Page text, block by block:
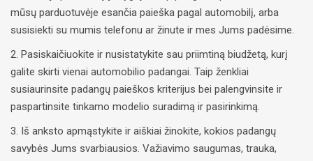
mūsų parduotuvėje esančia paieška pagal automobilį, arba
susisiekti su mumis telefonu ar žinute ir mes Jums padėsime.
2. Pasiskaičiuokite ir nusistatykite sau priimtiną biudžetą, kurį
galite skirti vienai automobilio padangai. Taip ženkliai
susiaurinsite padangų paieškos kriterijus bei palengvinsite ir
paspartinsite tinkamo modelio suradimą ir pasirinkimą.
3. Iš anksto apmąstykite ir aiškiai žinokite, kokios padangų
savybės Jums svarbiausios. Važiavimo saugumas, trauka,